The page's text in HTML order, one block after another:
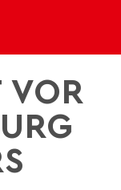
VOR